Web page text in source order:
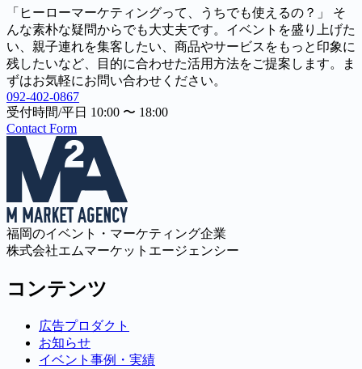
「ヒーローマーケティングって、うちでも使えるの？」 そ
んな素朴な疑問からでも大丈夫です。イベントを盛り上げた
い、親子連れを集客したい、商品やサービスをもっと印象に
残したいなど、目的に合わせた活用方法をご提案します。ま
ずはお気軽にお問い合わせください。
092-402-0867
受付時間/平日 10:00 〜 18:00
Contact Form
福岡のイベント・マーケティング企業
株式会社エムマーケットエージェンシー
コンテンツ
広告プロダクト
お知らせ
イベント事例・実績